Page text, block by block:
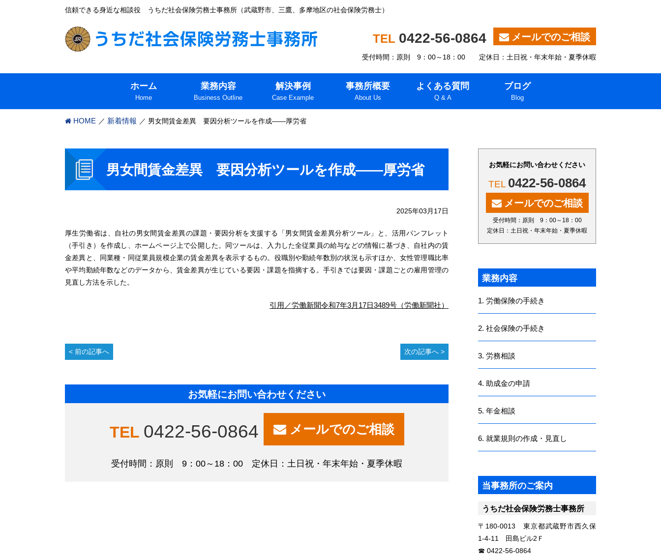
信頼できる身近な相談役 うちだ社会保険労務士事務所（武蔵野市、三鷹、多摩地区の社会保険労務士）
0422-56-0864 メールでのご相談
受付時間：原則 9：00～18：00 定休日：土日祝・年末年始・夏季休暇
ホーム
Home
業務内容
Business Outline
解決事例
Case Example
事務所概要
About Us
よくある質問
Q & A
ブログ
Blog
HOME 新着情報 男女間賃金差異 要因分析ツールを作成――厚労省
男女間賃金差異 要因分析ツールを作成――厚労省
2025年03月17日
厚生労働省は、自社の男女間賃金差異の課題・要因分析を支援する「男女間賃金差異分析ツール」と、活用パンフレット
（手引き）を作成し、ホームページ上で公開した。同ツールは、入力した全従業員の給与などの情報に基づき、自社内の賃
金差異と、同業種・同従業員規模企業の賃金差異を表示するもの。役職別や勤続年数別の状況も示すほか、女性管理職比率
や平均勤続年数などのデータから、賃金差異が生じている要因・課題を指摘する。手引きでは要因・課題ごとの雇用管理の
見直し方法を示した。
引用／労働新聞令和7年3月17日3489号（労働新聞社）
前の記事へ 次の記事へ
お気軽にお問い合わせください
0422-56-0864 メールでのご相談
受付時間：原則 9：00～18：00 定休日：土日祝・年末年始・夏季休暇
お気軽にお問い合わせください
0422-56-0864
メールでのご相談
受付時間：原則 9：00～18：00
定休日：土日祝・年末年始・夏季休暇
業務内容
1. 労働保険の手続き
2. 社会保険の手続き
3. 労務相談
4. 助成金の申請
5. 年金相談
6. 就業規則の作成・見直し
当事務所のご案内
うちだ社会保険労務士事務所
〒180-0013 東京都武蔵野市西久保
1-4-11 田島ビル2Ｆ
0422-56-0864